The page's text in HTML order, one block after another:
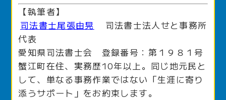
【執筆者】
司法書士尾張由晃
司法書士法人せと事務所
代表
愛知県司法書士会 登録番号：第１９８１号
蟹江町在住、実務歴10年以上。同じ地元民と
して、単なる事務作業ではない「生涯に寄り
添うサポート」をお約束します。